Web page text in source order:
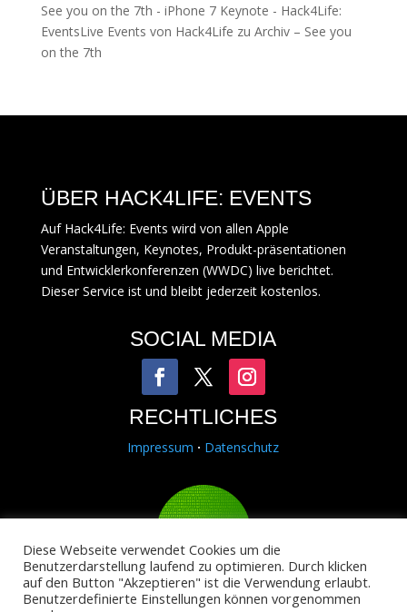
See you on the 7th - iPhone 7 Keynote - Hack4Life:
EventsLive Events von Hack4Life zu Archiv – See you
on the 7th
ÜBER HACK4LIFE: EVENTS
Auf Hack4Life: Events wird von allen Apple
Veranstaltungen, Keynotes, Produkt-präsentationen
und Entwicklerkonferenzen (WWDC) live berichtet.
Dieser Service ist und bleibt jederzeit kostenlos.
SOCIAL MEDIA
RECHTLICHES
Impressum · Datenschutz
Copyright © 2014-2025Binary Alps.
Hack4Life ist ein Projekt von Binary Alps.
Diese Webseite verwendet Cookies um die
Benutzerdarstellung laufend zu optimieren. Durch klicken
auf den Button "Akzeptieren" ist die Verwendung erlaubt.
Benutzerdefinierte Einstellungen können vorgenommen